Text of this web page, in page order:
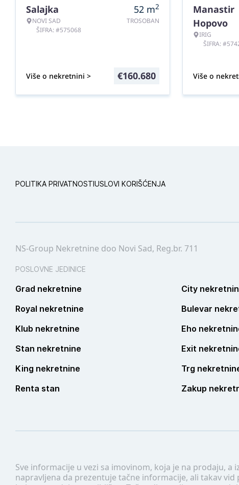
Salajka
NOVI SAD
ŠIFRA: #575068
52 m2
TROSOBAN
Više o nekretnini > €160.680
Manastir
Hopovo
IRIG
ŠIFRA:
Više o
POLITIKA PRIVATNOSTIUSLOVI KORIŠĆENJA
Sve informacije u vezi sa imovinom, koja je na prodaju,
napravljena da prezentuje tačne informacije, ali takav
NS-Group Nekretnine doo Novi Sad, Reg.br. 711
POSLOVNE JEDINICE
Grad nekretnine City
Royal nekretnine
Bulevar
Klub nekretnine
Eho
Stan nekretnine
Exit
King nekretnine
Trg
Renta stan
Zakup